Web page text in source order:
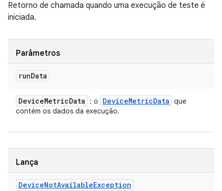
Retorno de chamada quando uma execução de teste é
iniciada.
Parâmetros
runData
DeviceMetricData : o DeviceMetricData que
contém os dados da execução.
Lança
DeviceNotAvailableException